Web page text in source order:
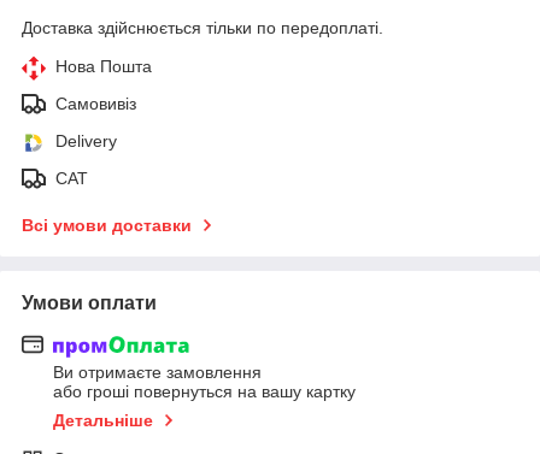
Доставка здійснюється тільки по передоплаті.
Нова Пошта
Самовивіз
Delivery
САТ
Всі умови доставки
Умови оплати
Ви отримаєте замовлення
або гроші повернуться на вашу картку
Детальніше